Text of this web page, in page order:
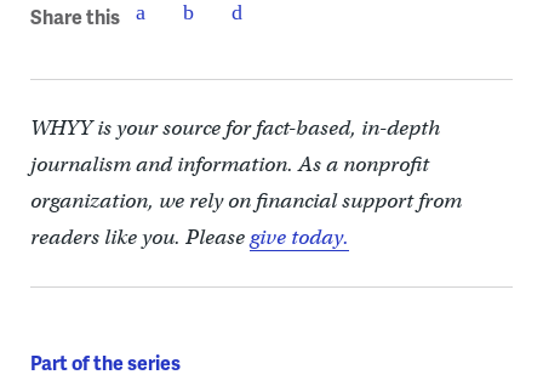
Share this
WHYY is your source for fact-based, in-depth
journalism and information. As a nonprofit
organization, we rely on financial support from
readers like you. Pleasegive today.
Part of the series